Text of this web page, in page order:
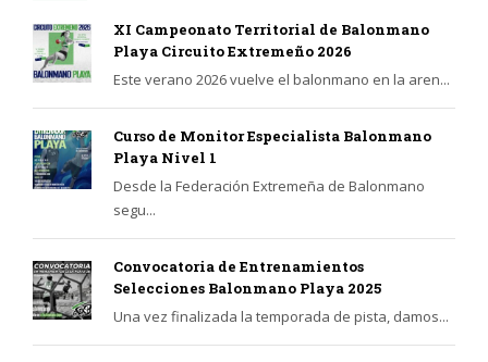
XI Campeonato Territorial de Balonmano
Playa Circuito Extremeño 2026
Este verano 2026 vuelve el balonmano en la aren...
Curso de Monitor Especialista Balonmano
Playa Nivel 1
Desde la Federación Extremeña de Balonmano
segu...
Convocatoria de Entrenamientos
Selecciones Balonmano Playa 2025
Una vez finalizada la temporada de pista, damos...